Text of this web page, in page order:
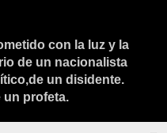
con la luz y la
de un nacionalista
un disidente.
un profeta.